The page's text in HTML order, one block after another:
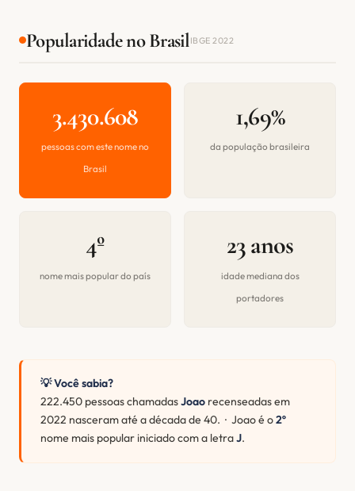
Popularidade no BrasilIBGE 2022
3.430.608
pessoas com este nome no
Brasil
1,69%
da população brasileira
4º
nome mais popular do país
23 anos
idade mediana dos
portadores
💡 Você sabia?
222.450 pessoas chamadasJoao recenseadas em
2022 nasceram até a década de 40. · Joao é o2º
nome mais popular iniciado com a letraJ.